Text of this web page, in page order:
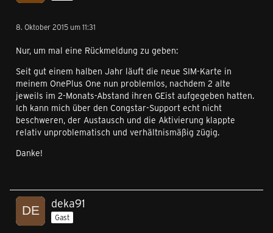
8. Oktober 2015 um 11:31
Nur, um mal eine Rückmeldung zu geben:
Seit gut einem halben Jahr läuft die neue SIM-Karte in
meinem OnePlus One nun problemlos, nachdem 2 alte
jeweils im 2-Monats-Abstand ihren GEist aufgegeben hatten.
Ich kann mich über den Congstar-Support echt nicht
beschweren, der Austausch und die Aktivierung klappte
relativ unproblematisch und verhältnismäßig zügig.
Danke!
deka91
Gast